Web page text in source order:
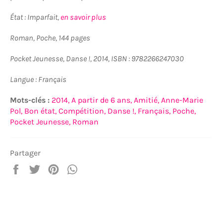
État : Imparfait, en savoir plus
Roman, Poche, 144 pages
Pocket Jeunesse, Danse !, 2014, ISBN : 9782266247030
Langue : Français
Mots-clés : 2014, A partir de 6 ans, Amitié, Anne-Marie
Pol, Bon état, Compétition, Danse !, Français, Poche,
Pocket Jeunesse, Roman
Partager
PartagerTweeterÉpingler